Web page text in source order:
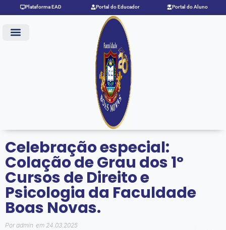
para
Plataforma EAD Portal do Educador Portal do Aluno
Celebração especial:
Colação de Grau dos 1º
Cursos de Direito e
Psicologia da Faculdade
Boas Novas.
Poradmin em 24.03.2025